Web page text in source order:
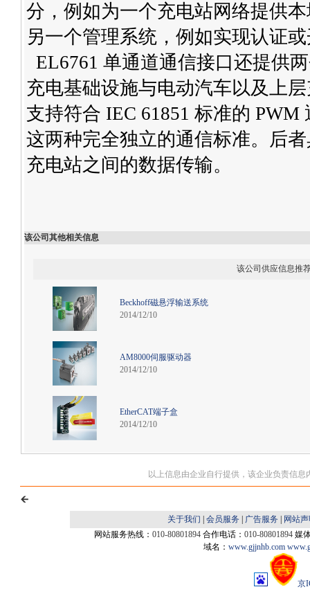
分，例如为一个充电站网络提供
另一个管理系统，例如实现认证
EL6761 单通道通信接口还提供
充电基础设施与电动汽车以及上
支持符合 IEC 61851 标准的
这两种完全独立的通信标准。后
充电站之间的数据传输。
该公司其他相关信息
该公司供应信息推
Beckhoff磁悬浮输送系统
2014/12/10
AM8000伺服驱动器
2014/12/10
EtherCAT端子盒
2014/12/10
以上信息由企业自行提供，该企业负责信
关于我们 会员服务 广告服务
网站
网站服务热线： 010-80801894 合作电话： 010-80801894 媒
域名： www.gjjnhb.com
京